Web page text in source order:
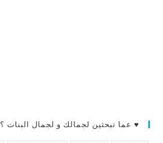
♥ عما تبحثين لجمالك و لجمال البنات ؟